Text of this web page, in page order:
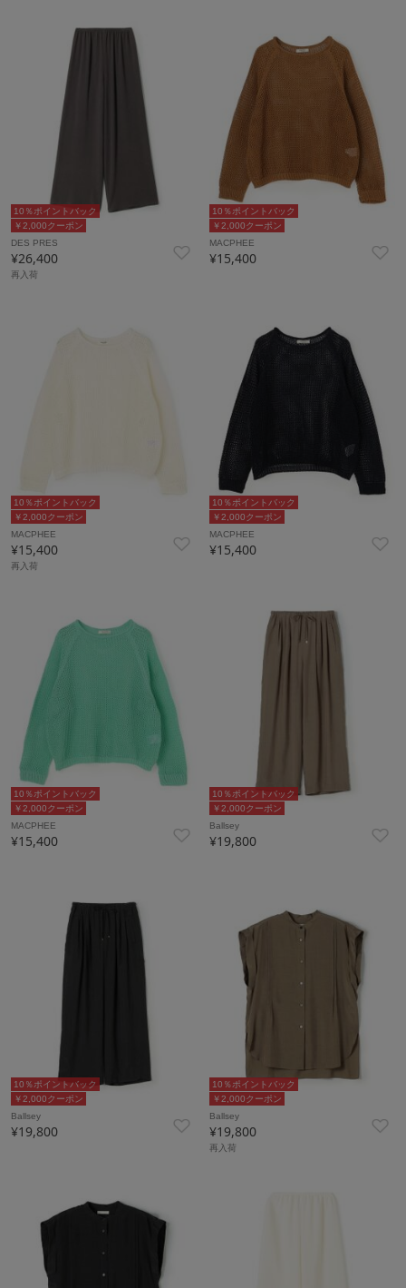
￥2,000クーポン
10％ポイントバック
DES PRES
¥26,400
再入荷
￥2,000クーポン
10％ポイントバック
MACPHEE
¥15,400
￥2,000クーポン
10％ポイントバック
MACPHEE
¥15,400
再入荷
￥2,000クーポン
10％ポイントバック
MACPHEE
¥15,400
￥2,000クーポン
10％ポイントバック
MACPHEE
¥15,400
￥2,000クーポン
10％ポイントバック
Ballsey
¥19,800
￥2,000クーポン
10％ポイントバック
Ballsey
¥19,800
￥2,000クーポン
10％ポイントバック
Ballsey
¥19,800
再入荷